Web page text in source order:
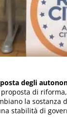
degli
di
la
stabilità di